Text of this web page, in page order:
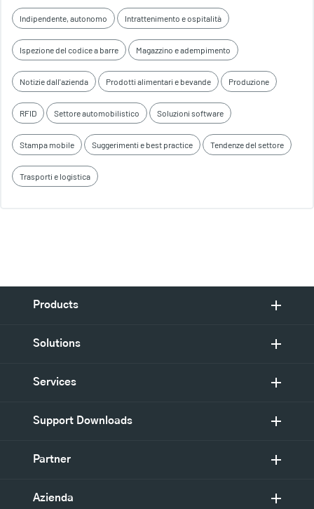
Indipendente, autonomo Intrattenimento e ospitalità
Ispezione del codice a barre Magazzino e adempimento
Notizie dall'azienda Prodotti alimentari e bevande Produzione
RFID Settore automobilistico Soluzioni software
Stampa mobile Suggerimenti e best practice Tendenze del settore
Trasporti e logistica
Products
Solutions
Services
Support Downloads
Partner
Azienda